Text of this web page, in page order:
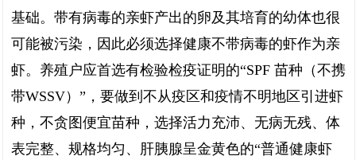
基础。带有病毒的亲虾产出的卵及其培育的幼体也很
可能被污染，因此必须选择健康不带病毒的虾作为亲
虾。养殖户应首选有检验检疫证明的“SPF 苗种（不携
带WSSV）”，要做到不从疫区和疫情不明地区引进虾
种，不贪图便宜苗种，选择活力充沛、无病无残、体
表完整、规格均匀、肝胰腺呈金黄色的“普通健康虾